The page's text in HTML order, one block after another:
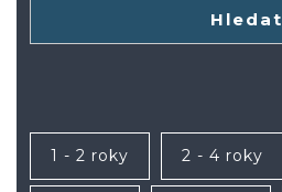
Hledat
1 - 2 roky 2 - 4 roky